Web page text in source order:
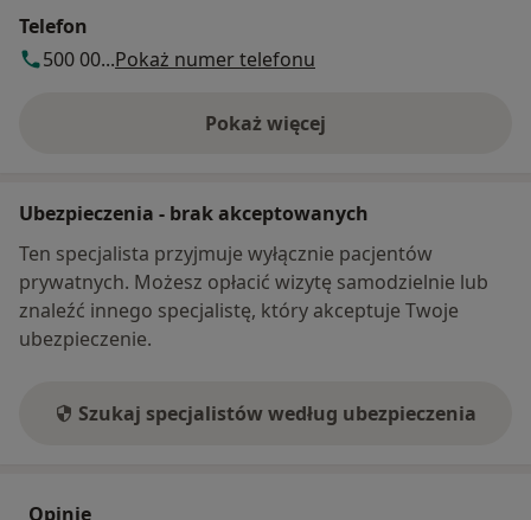
Telefon
500 00...Pokaż numer telefonu
Pokaż więcej
o adresie
Ubezpieczenia - brak akceptowanych
Ten specjalista przyjmuje wyłącznie pacjentów
prywatnych. Możesz opłacić wizytę samodzielnie lub
znaleźć innego specjalistę, który akceptuje Twoje
ubezpieczenie.
Szukaj specjalistów według ubezpieczenia
Opinie